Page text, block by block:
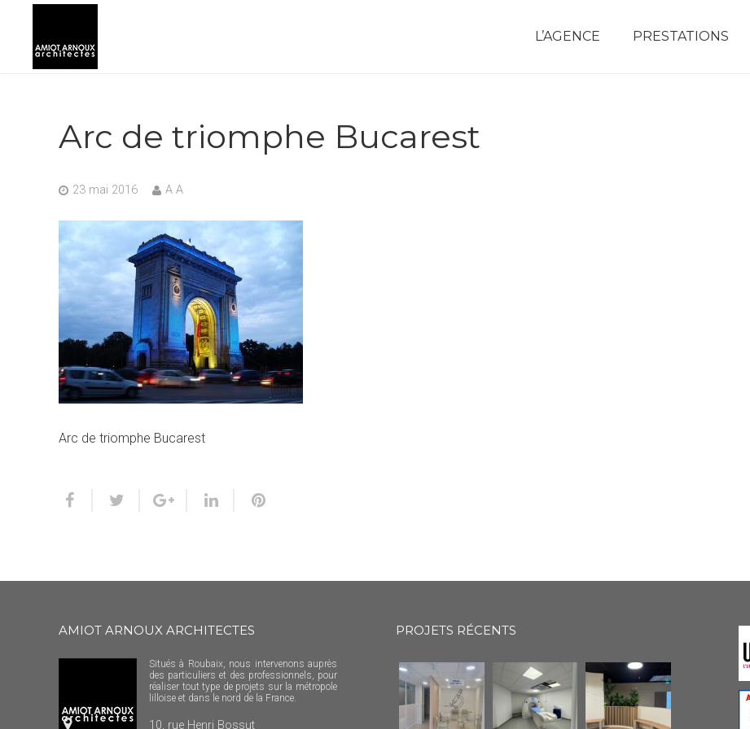
L’AGENCE PRESTATIONS
Arc de triomphe Bucarest
23 mai 2016 A A
Arc de triomphe Bucarest
AMIOT ARNOUX ARCHITECTES
Situés à Roubaix, nous intervenons auprès
des particuliers et des professionnels, pour
réaliser tout type de projets sur la métropole
lilloise et dans le nord de la France.
10, rue Henri Bossut
PROJETS RÉCENTS